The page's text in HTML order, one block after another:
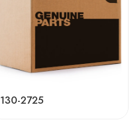
130-2725